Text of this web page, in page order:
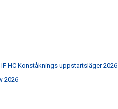
HC Konståknings uppstartsläger 2026
2026